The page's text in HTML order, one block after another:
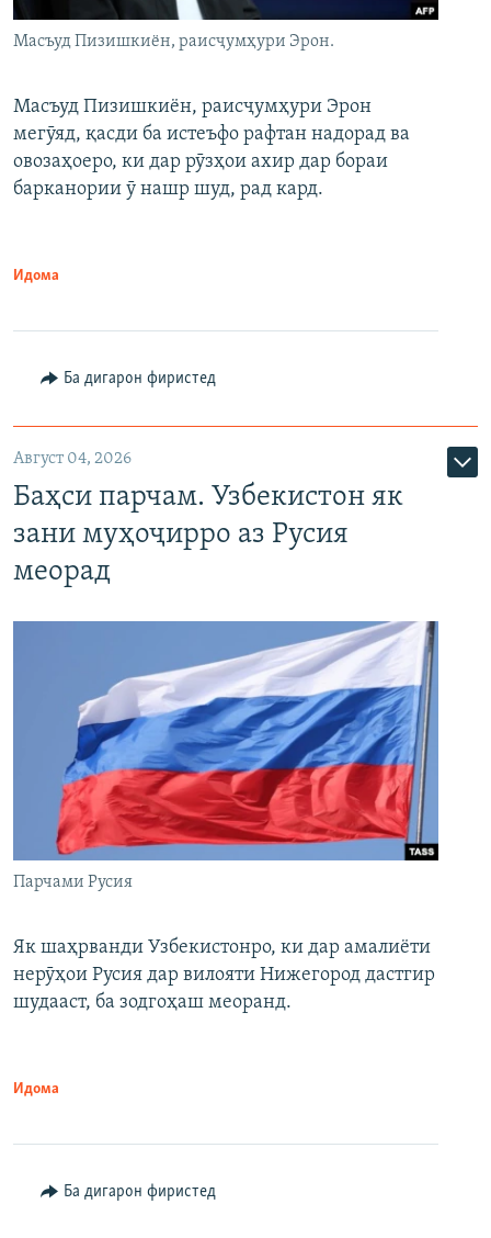
Масъуд Пизишкиён, раисҷумҳури Эрон.
Масъуд Пизишкиён, раисҷумҳури Эрон
мегӯяд, қасди ба истеъфо рафтан надорад ва
овозаҳоеро, ки дар рӯзҳои ахир дар бораи
барканории ӯ нашр шуд, рад кард.
Идома
Ба дигарон фиристед
Август 04, 2026
Баҳси парчам. Узбекистон як
зани муҳоҷирро аз Русия
меорад
Парчами Русия
Як шаҳрванди Узбекистонро, ки дар амалиёти
нерӯҳои Русия дар вилояти Нижегород дастгир
шудааст, ба зодгоҳаш меоранд.
Идома
Ба дигарон фиристед